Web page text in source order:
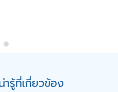
รู้ที่เกี่ยวข้อง